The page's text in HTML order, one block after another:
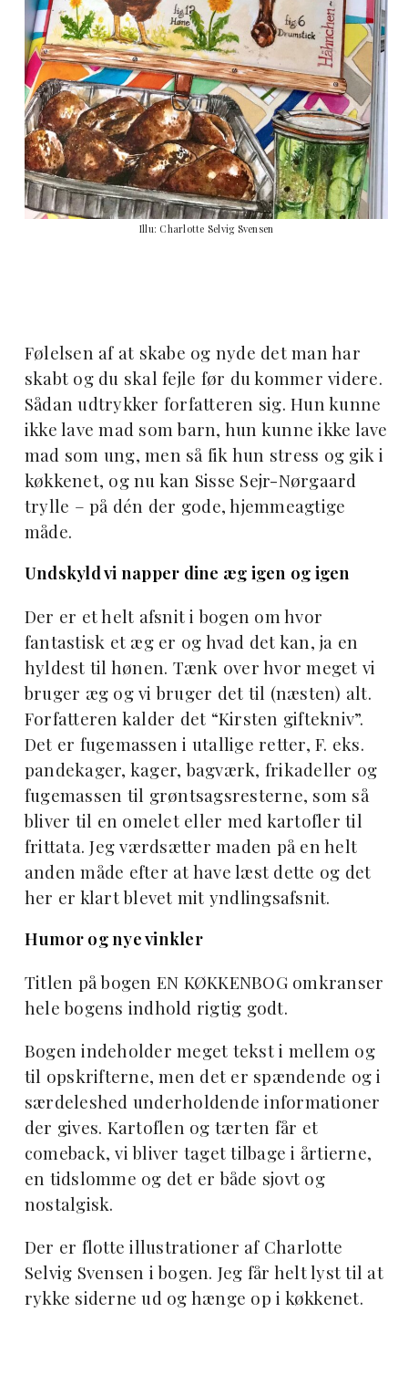
Illu: Charlotte Selvig Svensen
Følelsen af at skabe og nyde det man har
skabt og du skal fejle før du kommer videre.
Sådan udtrykker forfatteren sig. Hun kunne
ikke lave mad som barn, hun kunne ikke lave
mad som ung, men så fik hun stress og gik i
køkkenet, og nu kan Sisse Sejr-Nørgaard
trylle – på dén der gode, hjemmeagtige
måde.
Undskyld vi napper dine æg igen og igen
Der er et helt afsnit i bogen om hvor
fantastisk et æg er og hvad det kan, ja en
hyldest til hønen. Tænk over hvor meget vi
bruger æg og vi bruger det til (næsten) alt.
Forfatteren kalder det “Kirsten giftekniv”.
Det er fugemassen i utallige retter, F. eks.
pandekager, kager, bagværk, frikadeller og
fugemassen til grøntsagsresterne, som så
bliver til en omelet eller med kartofler til
frittata. Jeg værdsætter maden på en helt
anden måde efter at have læst dette og det
her er klart blevet mit yndlingsafsnit.
Humor og nye vinkler
Titlen på bogen EN KØKKENBOG omkranser
hele bogens indhold rigtig godt.
Bogen indeholder meget tekst i mellem og
til opskrifterne, men det er spændende og i
særdeleshed underholdende informationer
der gives. Kartoflen og tærten får et
comeback, vi bliver taget tilbage i årtierne,
en tidslomme og det er både sjovt og
nostalgisk.
Der er flotte illustrationer af Charlotte
Selvig Svensen i bogen. Jeg får helt lyst til at
rykke siderne ud og hænge op i køkkenet.